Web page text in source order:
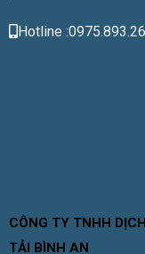
Hotline
CÔNG TY TNHH
TẢI BÌNH AN